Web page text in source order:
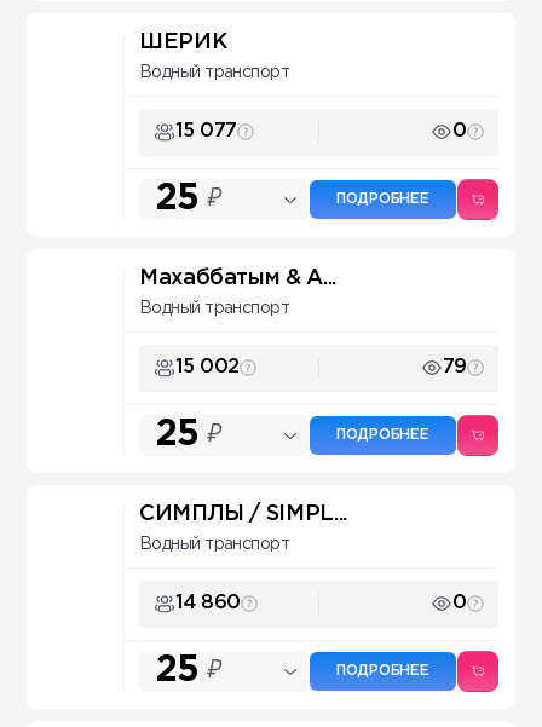
ШЕРИК
Водный транспорт
15 077 0
25 ₽ ПОДРОБНЕЕ
Махаббатым & А...
Водный транспорт
15 002 79
25 ₽ ПОДРОБНЕЕ
СИМПЛЫ / SIMPL...
Водный транспорт
14 860 0
25 ₽ ПОДРОБНЕЕ